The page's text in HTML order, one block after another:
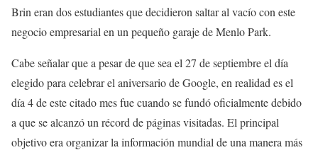
Brin eran dos estudiantes que decidieron saltar al vacío con este
negocio empresarial en un pequeño garaje de Menlo Park.
Cabe señalar que a pesar de que sea el 27 de septiembre el día
elegido para celebrar el aniversario de Google, en realidad es el
día 4 de este citado mes fue cuando se fundó oficialmente debido
a que se alcanzó un récord de páginas visitadas. El principal
objetivo era organizar la información mundial de una manera más